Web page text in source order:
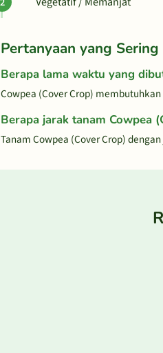
Pertanyaan yang
Berapa lama waktu yang
Cowpea (Cover Crop)
Berapa jarak tanam Cowpea
Tanam Cowpea (Cover Crop)